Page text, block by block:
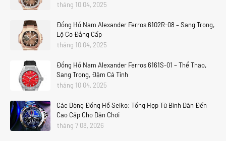
tháng 10 04, 2025
Đồng Hồ Nam Alexander Ferros 6102R-08 – Sang Trọng,
Lộ Cơ Đẳng Cấp
tháng 10 04, 2025
Đồng Hồ Nam Alexander Ferros 6161S-01 – Thể Thao,
Sang Trọng, Đậm Cá Tính
tháng 10 04, 2025
Các Dòng Đồng Hồ Seiko: Tổng Hợp Từ Bình Dân Đến
Cao Cấp Cho Dân Chơi
tháng 7 08, 2026